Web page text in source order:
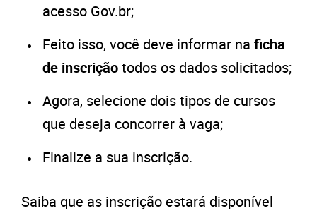
acesso Gov.br;
Feito isso, você deve informar na ficha
de inscriçãotodos os dados solicitados;
Agora, selecione dois tipos de cursos
que deseja concorrer à vaga;
Finalize a sua inscrição.
Saiba que as inscrição estará disponível